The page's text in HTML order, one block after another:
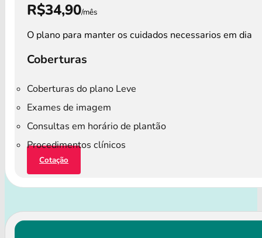
R$34,90/mês
O plano para manter os cuidados necessarios em dia
Coberturas
Coberturas do plano Leve
Exames de imagem
Consultas em horário de plantão
Procedimentos clínicos
Cotação